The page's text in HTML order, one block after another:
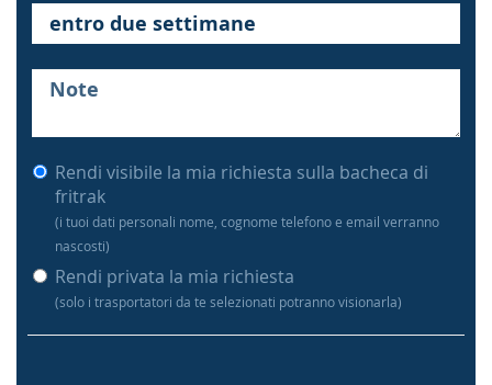
Rendi visibile la mia richiesta sulla bacheca di
fritrak
(i tuoi dati personali nome, cognome telefono e email verranno
nascosti)
Rendi privata la mia richiesta
(solo i trasportatori da te selezionati potranno visionarla)